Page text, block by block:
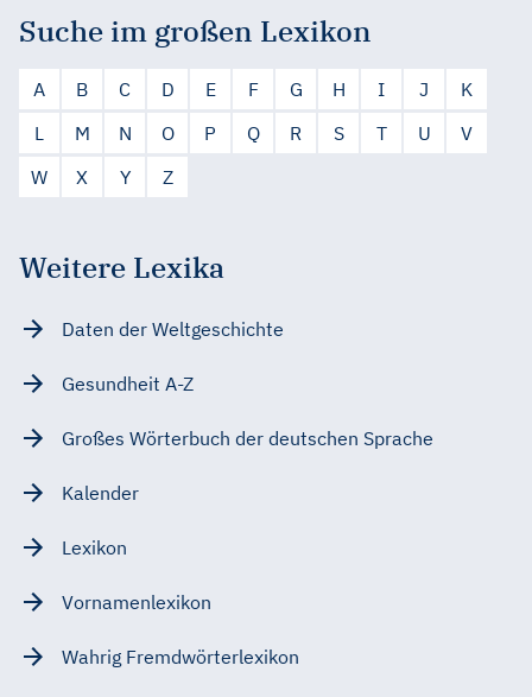
Suche im großen Lexikon
A B C D E F G H I J
K
L
M N O P Q R S T U
V
W
X Y Z
Weitere Lexika
Daten der Weltgeschichte
Gesundheit A-Z
Großes Wörterbuch der deutschen Sprache
Kalender
Lexikon
Vornamenlexikon
Wahrig Fremdwörterlexikon